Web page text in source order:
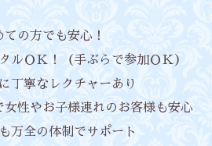
の方でも安心！
ＯＫ！（手ぶらで参加ＯＫ）
寧なレクチャーあり
性やお子様連れのお客様も安心
全の体制でサポート